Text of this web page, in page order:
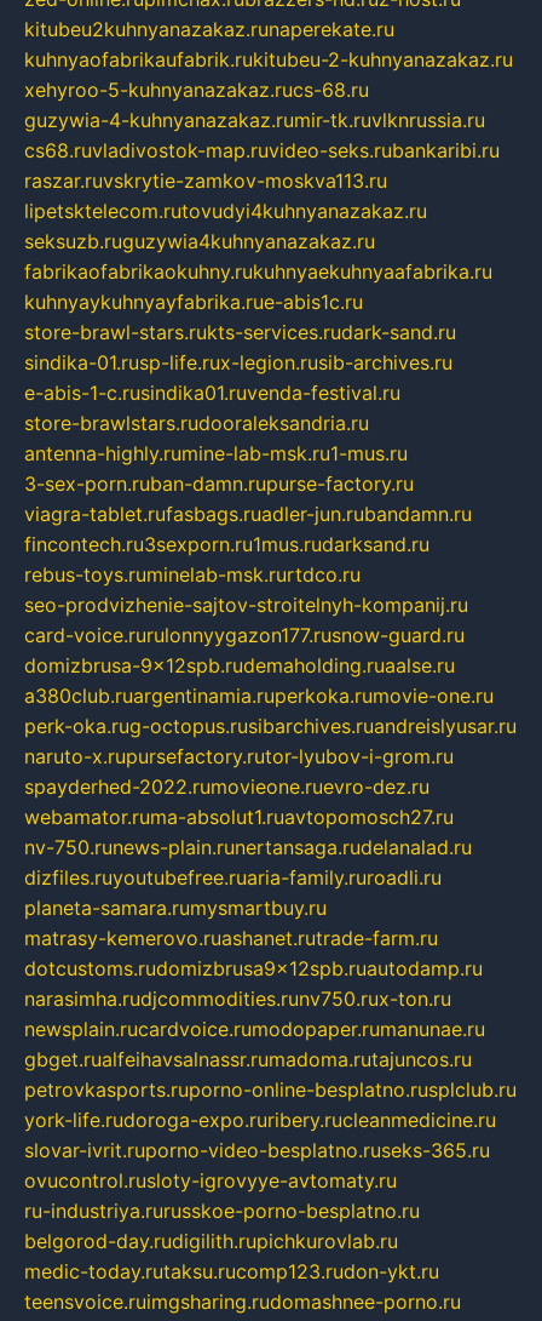
kitubeu2kuhnyanazakaz.runaperekate.ru
kuhnyaofabrikaufabrik.rukitubeu-2-kuhnyanazakaz.ru
xehyroo-5-kuhnyanazakaz.rucs-68.ru
guzywia-4-kuhnyanazakaz.rumir-tk.ruvlknrussia.ru
cs68.ruvladivostok-map.ruvideo-seks.rubankaribi.ru
raszar.ruvskrytie-zamkov-moskva113.ru
lipetsktelecom.rutovudyi4kuhnyanazakaz.ru
seksuzb.ruguzywia4kuhnyanazakaz.ru
fabrikaofabrikaokuhny.rukuhnyaekuhnyaafabrika.ru
kuhnyaykuhnyayfabrika.rue-abis1c.ru
store-brawl-stars.rukts-services.rudark-sand.ru
sindika-01.rusp-life.rux-legion.rusib-archives.ru
e-abis-1-c.rusindika01.ruvenda-festival.ru
store-brawlstars.rudooraleksandria.ru
antenna-highly.rumine-lab-msk.ru1-mus.ru
3-sex-porn.ruban-damn.rupurse-factory.ru
viagra-tablet.rufasbags.ruadler-jun.rubandamn.ru
fincontech.ru3sexporn.ru1mus.rudarksand.ru
rebus-toys.ruminelab-msk.rurtdco.ru
seo-prodvizhenie-sajtov-stroitelnyh-kompanij.ru
card-voice.rurulonnyygazon177.rusnow-guard.ru
domizbrusa-9x12spb.rudemaholding.ruaalse.ru
a380club.ruargentinamia.ruperkoka.rumovie-one.ru
perk-oka.rug-octopus.rusibarchives.ruandreislyusar.ru
naruto-x.rupursefactory.rutor-lyubov-i-grom.ru
spayderhed-2022.rumovieone.ruevro-dez.ru
webamator.ruma-absolut1.ruavtopomosch27.ru
nv-750.runews-plain.runertansaga.rudelanalad.ru
dizfiles.ruyoutubefree.ruaria-family.ruroadli.ru
planeta-samara.rumysmartbuy.ru
matrasy-kemerovo.ruashanet.rutrade-farm.ru
dotcustoms.rudomizbrusa9x12spb.ruautodamp.ru
narasimha.rudjcommodities.runv750.rux-ton.ru
newsplain.rucardvoice.rumodopaper.rumanunae.ru
gbget.rualfeihavsalnassr.rumadoma.rutajuncos.ru
petrovkasports.ruporno-online-besplatno.rusplclub.ru
york-life.rudoroga-expo.ruribery.rucleanmedicine.ru
slovar-ivrit.ruporno-video-besplatno.ruseks-365.ru
ovucontrol.rusloty-igrovyye-avtomaty.ru
ru-industriya.rurusskoe-porno-besplatno.ru
belgorod-day.rudigilith.rupichkurovlab.ru
medic-today.rutaksu.rucomp123.rudon-ykt.ru
teensvoice.ruimgsharing.rudomashnee-porno.ru